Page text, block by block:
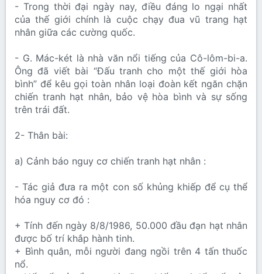
- Trong thời đại ngày nay, điều đáng lo ngại nhất
của thế giới chính là cuộc chạy đua vũ trang hạt
nhân giữa các cường quốc.
- G. Mác-két là nhà văn nổi tiếng của Cô-lôm-bi-a.
Ông đã viết bài “Đấu tranh cho một thế giới hòa
bình” để kêu gọi toàn nhân loại đoàn kết ngăn chặn
chiến tranh hạt nhân, bảo vệ hòa bình và sự sống
trên trái đất.
2- Thân bài:
a) Cảnh báo nguy cơ chiến tranh hạt nhân :
- Tác giả đưa ra một con số khủng khiếp để cụ thể
hóa nguy cơ đó :
+ Tính đến ngày 8/8/1986, 50.000 đầu đạn hạt nhân
được bố trí khắp hành tinh.
+ Bình quân, mỗi người đang ngồi trên 4 tấn thuốc
nổ.